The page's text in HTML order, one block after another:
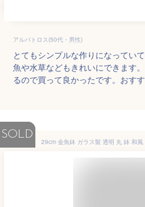
アルバトロス(50代・男性)
とてもシンプルな作りになってい
魚や水草などもきれいにできます
るので買って良かったです。おすす
SOLD